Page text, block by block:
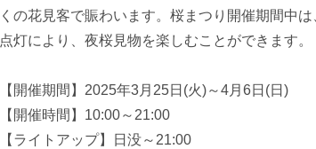
くの花見客で賑わいます。桜まつり開催期間中
点灯により、夜桜見物を楽しむことができます。
【開催期間】2025年3月25日(火)～4月6日(日)
【開催時間】10:00～21:00
【ライトアップ】日没～21:00